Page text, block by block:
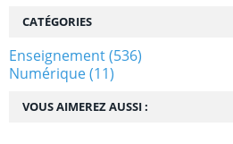
VOUS AIMEREZ AUSSI :
CATÉGORIES
Enseignement(536)
Numérique(11)